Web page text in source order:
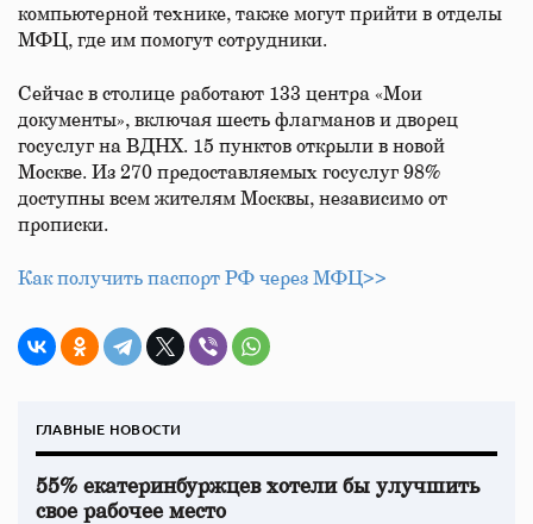
компьютерной технике, также могут прийти в отделы
МФЦ, где им помогут сотрудники.
Сейчас в столице работают 133 центра «Мои
документы», включая шесть флагманов и дворец
госуслуг на ВДНХ. 15 пунктов открыли в новой
Москве. Из 270 предоставляемых госуслуг 98%
доступны всем жителям Москвы, независимо от
прописки.
Как получить паспорт РФ через МФЦ>>
ГЛАВНЫЕ НОВОСТИ
55% екатеринбуржцев хотели бы улучшить
свое рабочее место